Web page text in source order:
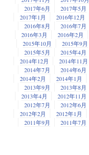
2017年6月
2017年5月
2017年1月
2016年12月
2016年8月
2016年7月
2016年3月
2016年2月
2015年10月
2015年9月
2015年5月
2015年4月
2014年12月
2014年11月
2014年7月
2014年6月
2014年2月
2014年1月
2013年9月
2013年8月
2013年4月
2012年11月
2012年7月
2012年6月
2012年2月
2012年1月
2011年9月
2011年7月